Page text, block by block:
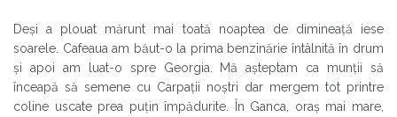
Deși a plouat mărunt mai toată noaptea de dimineață iese
soarele. Cafeaua am băut-o la prima benzinărie întâlnită în drum
și apoi am luat-o spre Georgia. Mă așteptam ca munții să
înceapă să semene cu Carpații noștri dar mergem tot printre
coline uscate prea puțin împădurite. În Ganca, oraș mai mare,